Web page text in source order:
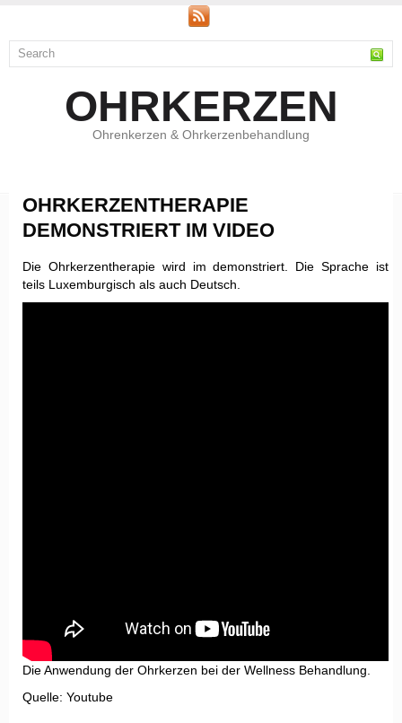
OHRKERZEN
Ohrenkerzen & Ohrkerzenbehandlung
OHRKERZENTHERAPIE
DEMONSTRIERT IM VIDEO
Die Ohrkerzentherapie wird im demonstriert. Die Sprache ist
teils Luxemburgisch als auch Deutsch.
Die Anwendung der Ohrkerzen bei der Wellness Behandlung.
Quelle: Youtube